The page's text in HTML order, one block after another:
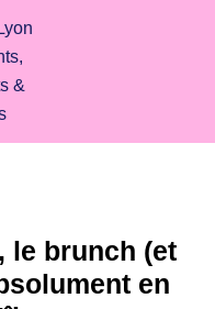
le brunch (et
en